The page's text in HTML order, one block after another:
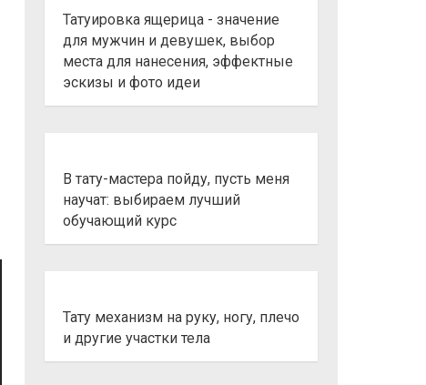
Татуировка ящерица - значение
для мужчин и девушек, выбор
места для нанесения, эффектные
эскизы и фото идеи
В тату-мастера пойду, пусть меня
научат: выбираем лучший
обучающий курс
Тату механизм на руку, ногу, плечо
и другие участки тела